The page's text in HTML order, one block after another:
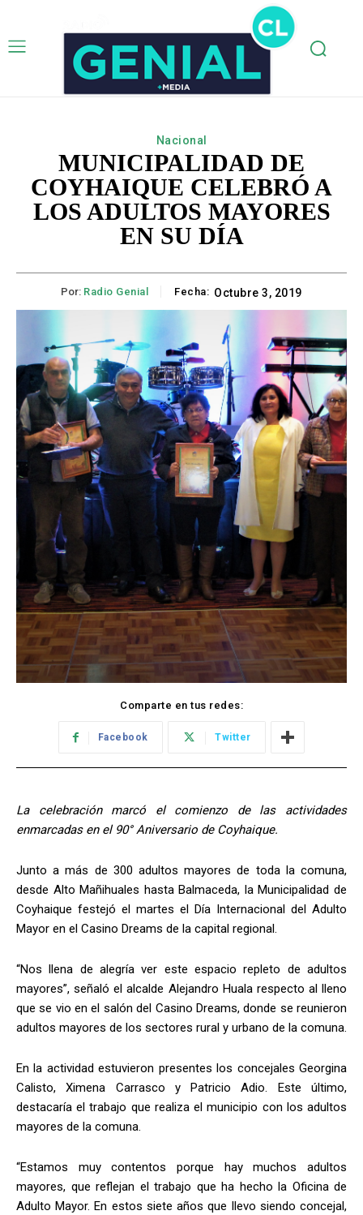
Nacional
MUNICIPALIDAD DE
COYHAIQUE CELEBRÓ A
LOS ADULTOS MAYORES
EN SU DÍA
Por: Radio Genial Fecha: Octubre 3, 2019
Comparte en tus redes:
Facebook Twitter
La celebración marcó el comienzo de las actividades
enmarcadas en el 90° Aniversario de Coyhaique.
Junto a más de 300 adultos mayores de toda la comuna,
desde Alto Mañihuales hasta Balmaceda, la Municipalidad de
Coyhaique festejó el martes el Día Internacional del Adulto
Mayor en el Casino Dreams de la capital regional.
“Nos llena de alegría ver este espacio repleto de adultos
mayores”, señaló el alcalde Alejandro Huala respecto al lleno
que se vio en el salón del Casino Dreams, donde se reunieron
adultos mayores de los sectores rural y urbano de la comuna.
En la actividad estuvieron presentes los concejales Georgina
Calisto, Ximena Carrasco y Patricio Adio. Este último,
destacaría el trabajo que realiza el municipio con los adultos
mayores de la comuna.
“Estamos muy contentos porque hay muchos adultos
mayores, que reflejan el trabajo que ha hecho la Oficina de
Adulto Mayor. En estos siete años que llevo siendo concejal,